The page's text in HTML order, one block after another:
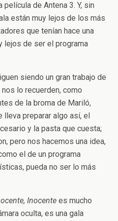
de Antena 3. Y, sin
están muy lejos de los más
que tenían hace una
lejos de ser el programa
siendo un gran trabajo de
lo recuerden, como
de la broma de Mariló,
preparar algo así, el
y la pasta que cuesta;
pero nos hacemos una idea,
el de un programa
pueda no ser lo más
Inocente es mucho
oculta, es una gala